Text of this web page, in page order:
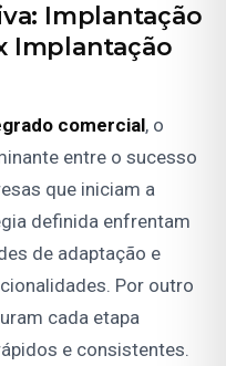
Implantação
Implantação
comercial, o
entre o sucesso
que iniciam a
definida enfrentam
de adaptação e
Por outro
cada etapa
e consistentes.